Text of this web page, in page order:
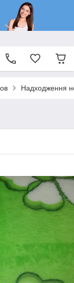
Надходження